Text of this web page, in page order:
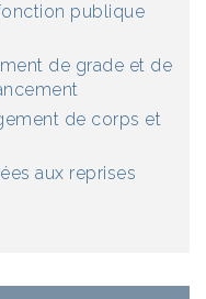
publique
de grade et de
de corps et
aux reprises